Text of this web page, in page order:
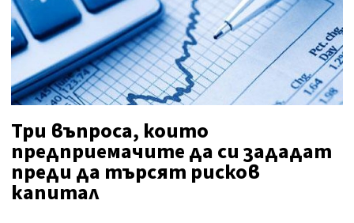
Три въпроса, които
предприемачите да си зададат
преди да търсят рисков
капитал